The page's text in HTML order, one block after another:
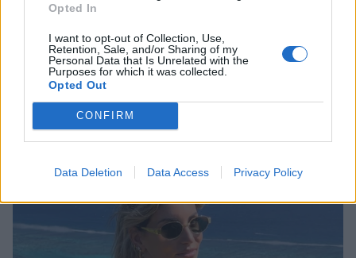
Opted In
I want to opt-out of Collection, Use,
Retention, Sale, and/or Sharing of my
Personal Data that Is Unrelated with the
Purposes for which it was collected.
Opted Out
CONFIRM
Data Deletion Data Access Privacy Policy
Αγγελική Ηλιάδη: Η συγκλονιστική
εξομολόγηση για το θαύμα που βίωσε –
«Είδα τον Χριστό μπροστά μου»